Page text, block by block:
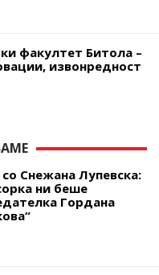
факултет Битола –
извонредност
Снежана Лупевска:
ни беше
Гордана